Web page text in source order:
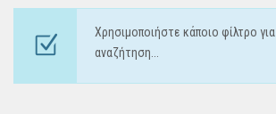
Χρησιμοποιήστε κάποιο φίλτρο για
αναζήτηση...